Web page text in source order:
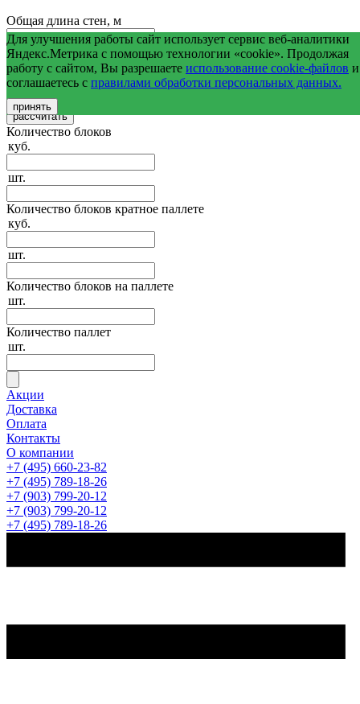
Общая длина стен, м
Средняя высота стен, м
Общая площадь оконных и дверных проемов, м2
Количество блоков
куб.
шт.
Количество блоков кратное паллете
куб.
шт.
Количество блоков на паллете
шт.
Количество паллет
шт.
Акции
Доставка
Оплата
Контакты
О компании
+7 (495) 660-23-82
+7 (495) 789-18-26
+7 (903) 799-20-12
+7 (903) 799-20-12
+7 (495) 789-18-26
Для улучшения работы сайт использует сервис веб-аналитики
Яндекс.Метрика с помощью технологии «cookie». Продолжая
работу с сайтом, Вы разрешаете использование cookie-файлов и
соглашаетесь с правилами обработки персональных данных.
принять